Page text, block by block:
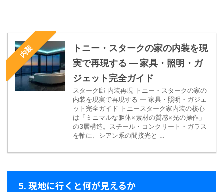
内装
トニー・スタークの家の内装を現
実で再現する — 家具・照明・ガ
ジェット完全ガイド
スターク邸 内装再現 トニー・スタークの家の
内装を現実で再現する — 家具・照明・ガジェ
ット完全ガイド トニースターク家内装の核心
は「ミニマルな躯体×素材の質感×光の操作」
の3層構造。スチール・コンクリート・ガラス
を軸に、シアン系の間接光と …
5. 現地に行くと何が見えるか